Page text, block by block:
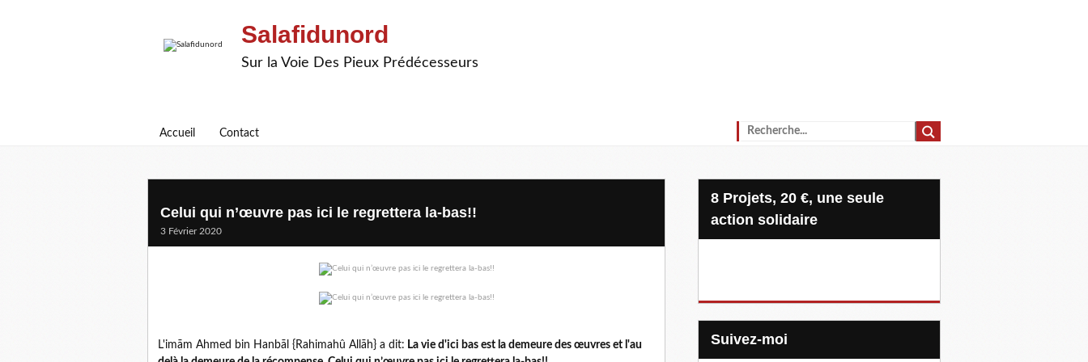
Salafidunord
Sur la Voie Des Pieux Prédécesseurs
Accueil Contact
Celui qui n’œuvre pas ici le regrettera la-bas!!
3 Février 2020
L'imām Ahmed bin Hanbāl {Rahimahû Allāh} a dit: La vie d'ici bas est la demeure des œuvres et l'au
8 Projets, 20 €, une seule
action solidaire
Suivez-moi